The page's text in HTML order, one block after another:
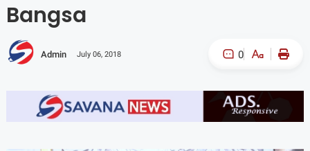
Bangsa
Admin July 06, 2018 0
A- A+